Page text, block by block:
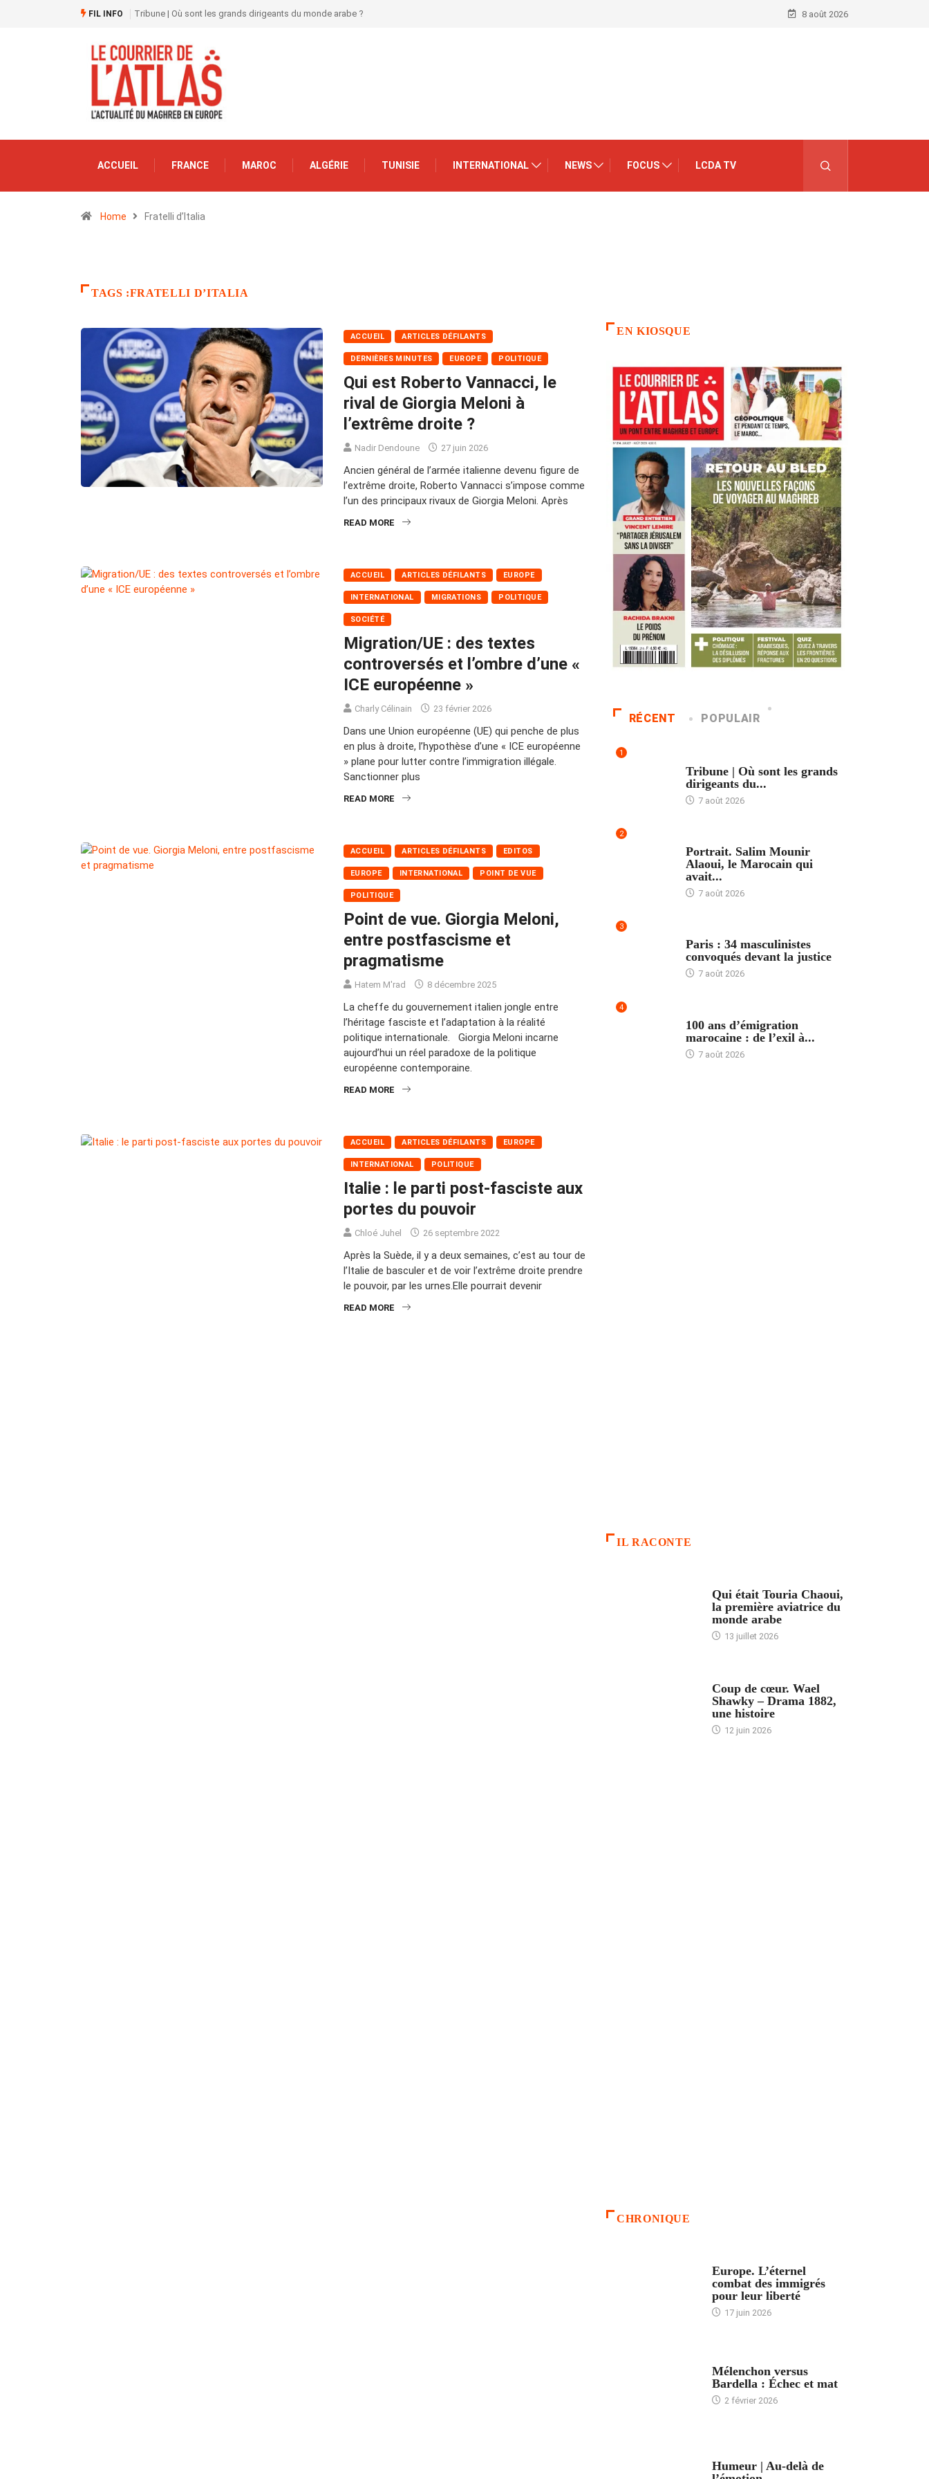
FIL INFO Tribune | Où sont les grands dirigeants du monde arabe ? 8 août 2026
ACCUEIL FRANCE MAROC ALGÉRIE TUNISIE INTERNATIONAL NEWS FOCUS LCDA TV
Home Fratelli d’Italia
TAGS :FRATELLI D’ITALIA
ACCUEIL ARTICLES DÉFILANTS
DERNIÈRES MINUTES EUROPE POLITIQUE
Qui est Roberto Vannacci, le
rival de Giorgia Meloni à
l’extrême droite ?
Nadir Dendoune 27 juin 2026
Ancien général de l’armée italienne devenu figure de
l’extrême droite, Roberto Vannacci s’impose comme
l’un des principaux rivaux de Giorgia Meloni. Après
READ MORE
ACCUEIL ARTICLES DÉFILANTS EUROPE
INTERNATIONAL MIGRATIONS POLITIQUE
SOCIÉTÉ
Migration/UE : des textes
controversés et l’ombre d’une «
ICE européenne »
Charly Célinain 23 février 2026
Dans une Union européenne (UE) qui penche de plus
en plus à droite, l’hypothèse d’une « ICE européenne
» plane pour lutter contre l’immigration illégale.
Sanctionner plus
READ MORE
ACCUEIL ARTICLES DÉFILANTS EDITOS
EUROPE INTERNATIONAL POINT DE VUE
POLITIQUE
Point de vue. Giorgia Meloni,
entre postfascisme et
pragmatisme
Hatem M'rad 8 décembre 2025
La cheffe du gouvernement italien jongle entre
l’héritage fasciste et l’adaptation à la réalité
politique internationale. Giorgia Meloni incarne
aujourd’hui un réel paradoxe de la politique
européenne contemporaine.
READ MORE
ACCUEIL ARTICLES DÉFILANTS EUROPE
INTERNATIONAL POLITIQUE
Italie : le parti post-fasciste aux
portes du pouvoir
Chloé Juhel 26 septembre 2022
Après la Suède, il y a deux semaines, c’est au tour de
l’Italie de basculer et de voir l’extrême droite prendre
le pouvoir, par les urnes.Elle pourrait devenir
READ MORE
EN KIOSQUE
RÉCENT POPULAIR
1
Tribune | Où sont les grands
dirigeants du...
7 août 2026
2
Portrait. Salim Mounir
Alaoui, le Marocain qui
avait...
7 août 2026
3
Paris : 34 masculinistes
convoqués devant la justice
7 août 2026
4
100 ans d’émigration
marocaine : de l’exil à...
7 août 2026
IL RACONTE
Qui était Touria Chaoui,
la première aviatrice du
monde arabe
13 juillet 2026
Coup de cœur. Wael
Shawky – Drama 1882,
une histoire
12 juin 2026
CHRONIQUE
Europe. L’éternel
combat des immigrés
pour leur liberté
17 juin 2026
Mélenchon versus
Bardella : Échec et mat
2 février 2026
Humeur | Au-delà de